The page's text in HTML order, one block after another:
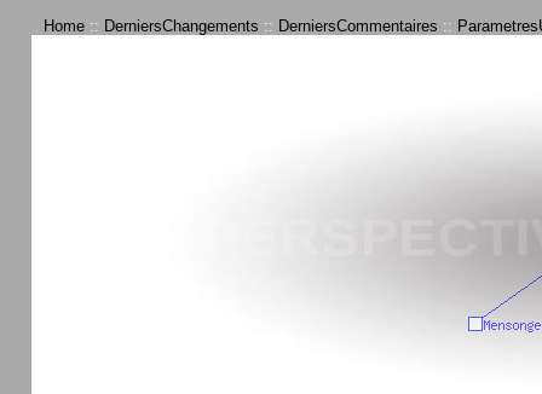
Home :: DerniersChangements :: DerniersCommentaires ::